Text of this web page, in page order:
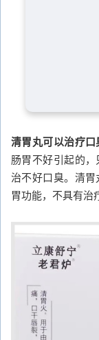
清胃丸可以治疗口
肠胃不好引起的
治不好口臭。清
胃功能，不具有治